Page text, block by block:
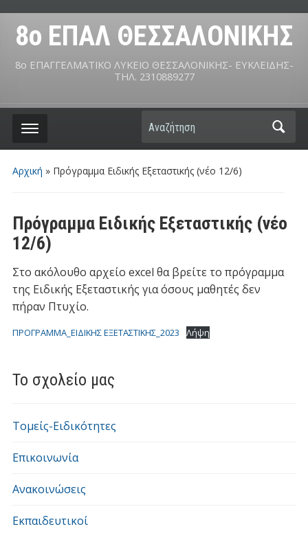
8ο ΕΠΑΛ ΘΕΣΣΑΛΟΝΙΚΗΣ
8ο ΕΠΑΓΓΕΛΜΑΤΙΚΟ ΛΥΚΕΙΟ ΘΕΣΣΑΛΟΝΙΚΗΣ- ΕΥΚΛΕΙΔΗΣ-
ΤΗΛ. 2310889277
Αναζήτηση
Αρχική » Πρόγραμμα Ειδικής Εξεταστικής (νέο 12/6)
Το σχολείο μας
Τομείς-Ειδικότητες
Επικοινωνία
Ανακοινώσεις
Εκπαιδευτικοί
Πρόγραμμα Ειδικής Εξεταστικής (νέο
12/6)
Στo ακόλουθo αρχείo excel θα βρείτε το πρόγραμμα
της Ειδικής Εξεταστικής για όσους μαθητές δεν
πήραν Πτυχίο.
ΠΡΟΓΡΑΜΜΑ_ΕΙΔΙΚΗΣ ΕΞΕΤΑΣΤΙΚΗΣ_2023 Λήψη